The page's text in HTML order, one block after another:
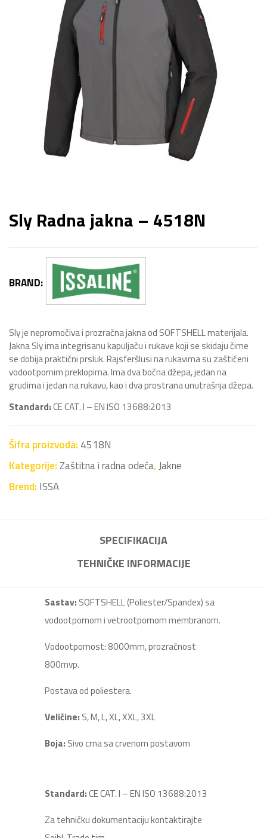
Sly Radna jakna – 4518N
BRAND:
Sly je nepromočiva i prozračna jakna od SOFTSHELL materijala.
Jakna Sly ima integrisanu kapuljaču i rukave koji se skidaju čime
se dobija praktični prsluk. Rajsferšlusi na rukavima su zaštićeni
vodootpornim preklopima. Ima dva bočna džepa, jedan na
grudima i jedan na rukavu, kao i dva prostrana unutrašnja džepa.
Standard:CE CAT. I – EN ISO 13688:2013
Šifra proizvoda: 4518N
Kategorije:Zaštitna i radna odeća,Jakne
Brend: ISSA
SPECIFIKACIJA
TEHNIČKE INFORMACIJE
Sastav: SOFTSHELL (Poliester/Spandex) sa
vodootpornom i vetrootpornom membranom.
Vodootpornost: 8000mm, prozračnost
800mvp.
Postava od poliestera.
Veličine: S, M, L, XL, XXL, 3XL
Boja: Sivo crna sa crvenom postavom
Standard:CE CAT. I – EN ISO 13688:2013
Za tehničku dokumentaciju kontaktirajte